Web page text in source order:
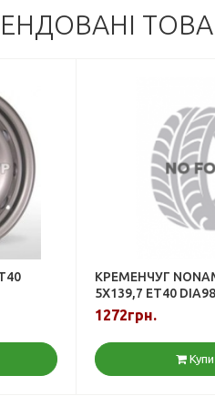
КРЕМЕНЧУГ
5X139,7 ET40
1272грн.